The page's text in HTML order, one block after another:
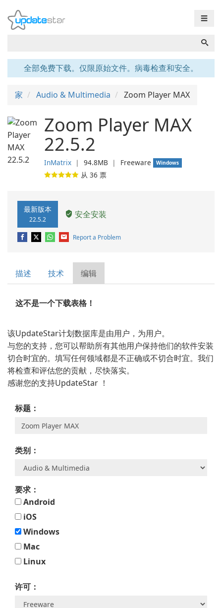
☰
全部免费下载。仅限原始文件。病毒检查和安全。
家 Audio & Multimedia Zoom Player MAX
Zoom Player MAX
22.5.2
InMatrix ❘ 94.8MB ❘ Freeware Windows
从 36 票
最新版本
22.5.2 安全安装
Report a Problem
描述 技术 编辑
这不是一个下载表格！
该UpdateStar计划数据库是由用户，为用户。
与您的支持，您可以帮助所有其他用户保持他们的软件安装
切合时宜的。填写任何领域都是不正确或不切合时宜。我们
将检查和评估您的贡献，尽快落实。
感谢您的支持UpdateStar ！
标题：
类别：
要求：
Android
iOS
Windows
Mac
Linux
许可：